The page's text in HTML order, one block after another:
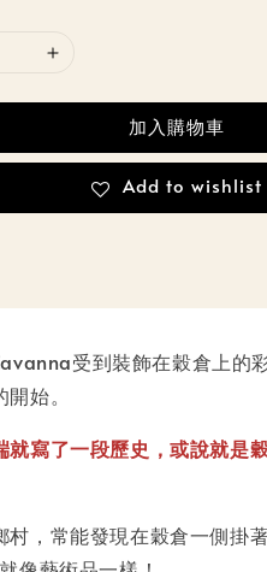
加入購物車
Add to wishlist
受到裝飾在穀倉上的
始。
就寫了一段歷史，或說就是
村，常能發現在穀倉一側掛